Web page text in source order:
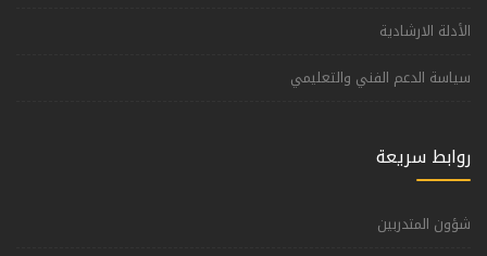
الأدلة الارشادية
سياسة الدعم الفني والتعليمي
روابط سريعة
شؤون المتدربين